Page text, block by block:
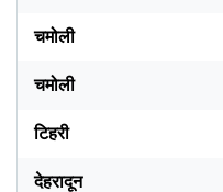
चमोली
चमोली
टिहरी
देहरादून